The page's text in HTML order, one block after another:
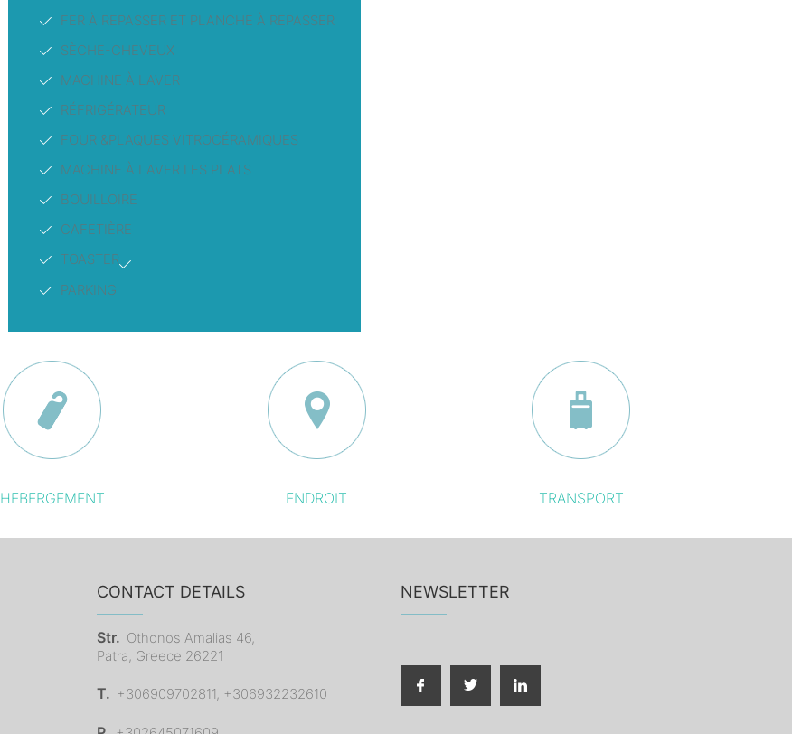
FER À REPASSER ET PLANCHE À REPASSER
SÈCHE-CHEVEUX
MACHINE À LAVER
RÉFRIGÉRATEUR
FOUR &PLAQUES VITROCÉRAMIQUES
MACHINE À LAVER LES PLATS
BOUILLOIRE
CAFETIÈRE
TOASTER
PARKING
HEBERGEMENT ENDROIT TRANSPORT
CONTACT DETAILS
Str. Othonos Amalias 46,
Patra, Greece 26221
T. +306909702811, +306932232610
NEWSLETTER